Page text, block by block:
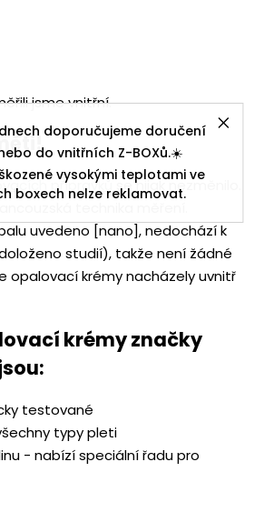
doporučujeme doručení
do vnitřních Z-BOXů.☀️
vysokými teplotami ve
boxech nelze reklamovat.
jsme vnitřní.
přípravkůse nijak nezměnilo.
uvedeno [nano], nedochází k
studií), takže není žádné
opalovací krémy nacházely uvnitř
krémy značky
testované
typy pleti
- nabízí speciální řadu pro